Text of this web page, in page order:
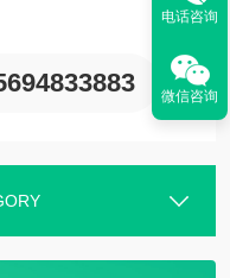
电话咨询
微信咨询